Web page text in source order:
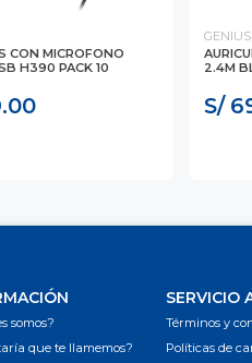
CON MICROFONO
H390 PACK 10
GENIUS
2.4M
S/
somos?
que te llamemos?
SERVICIO
Términos y
Políticas de